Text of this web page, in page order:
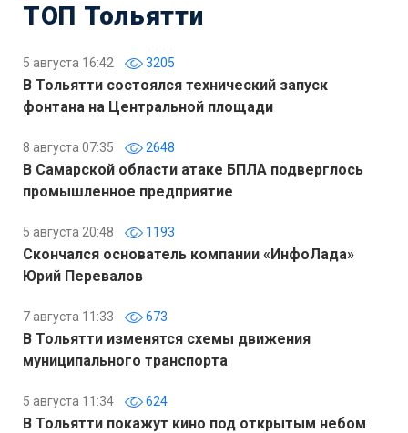
ТОП Тольятти
5 августа 16:42 3205
В Тольятти состоялся технический запуск
фонтана на Центральной площади
8 августа 07:35 2648
В Самарской области атаке БПЛА подверглось
промышленное предприятие
5 августа 20:48 1193
Скончался основатель компании «ИнфоЛада»
Юрий Перевалов
7 августа 11:33 673
В Тольятти изменятся схемы движения
муниципального транспорта
5 августа 11:34 624
В Тольятти покажут кино под открытым небом